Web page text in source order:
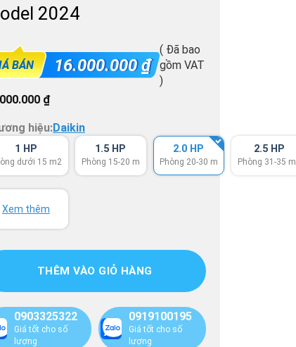
2024
BÁN 16.000.000₫
( Đã bao
gồm VAT
)
₫
hiệu:Daikin
1 HP
dưới 15 m2
1.5 HP
Phòng 15-20 m
2.0 HP
Phòng 20-30 m
2.5 HP
Phòng 31-35
Xem thêm
THÊM VÀO GIỎ HÀNG
0903325322
Giá tốt cho số
lượng
0919100195
Giá tốt cho số
lượng